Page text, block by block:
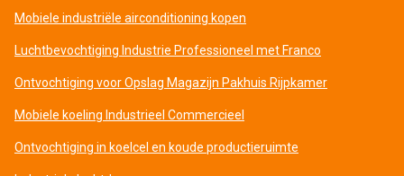
Mobiele industriële airconditioning kopen
Luchtbevochtiging Industrie Professioneel met Franco
Ontvochtiging voor Opslag Magazijn Pakhuis Rijpkamer
Mobiele koeling Industrieel Commercieel
Ontvochtiging in koelcel en koude productieruimte